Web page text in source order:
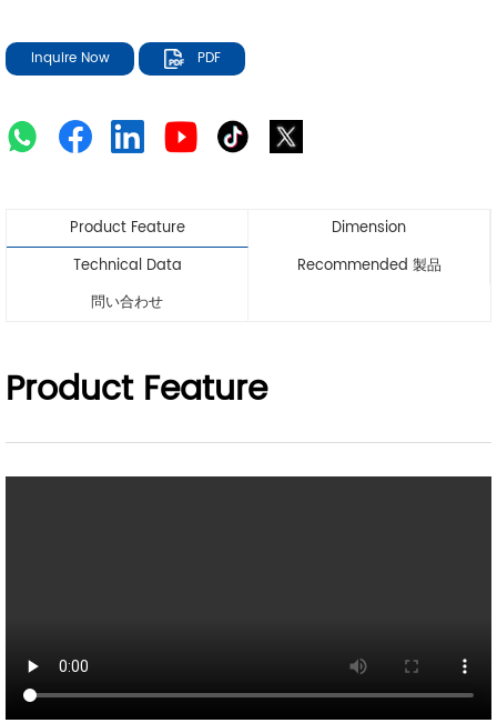
Inquire Now PDF
Product Feature
Dimension
Technical Data
Recommended 製品
問い合わせ
Product Feature